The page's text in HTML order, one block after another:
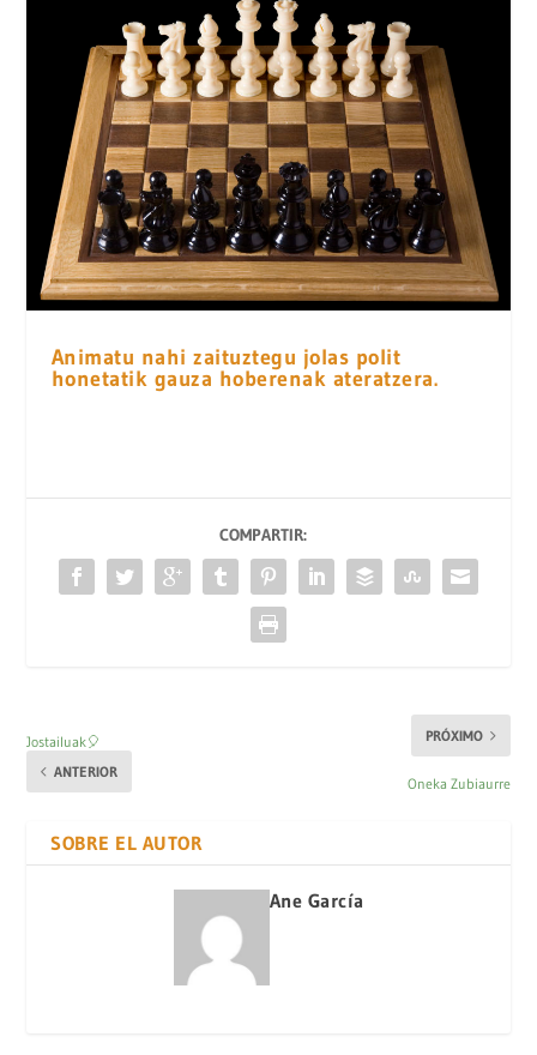
Animatu nahi zaituztegu jolas polit
honetatik gauza hoberenak ateratzera.
COMPARTIR:
Jostailuak🎈
ANTERIOR
PRÓXIMO
Oneka Zubiaurre
SOBRE EL AUTOR
Ane García